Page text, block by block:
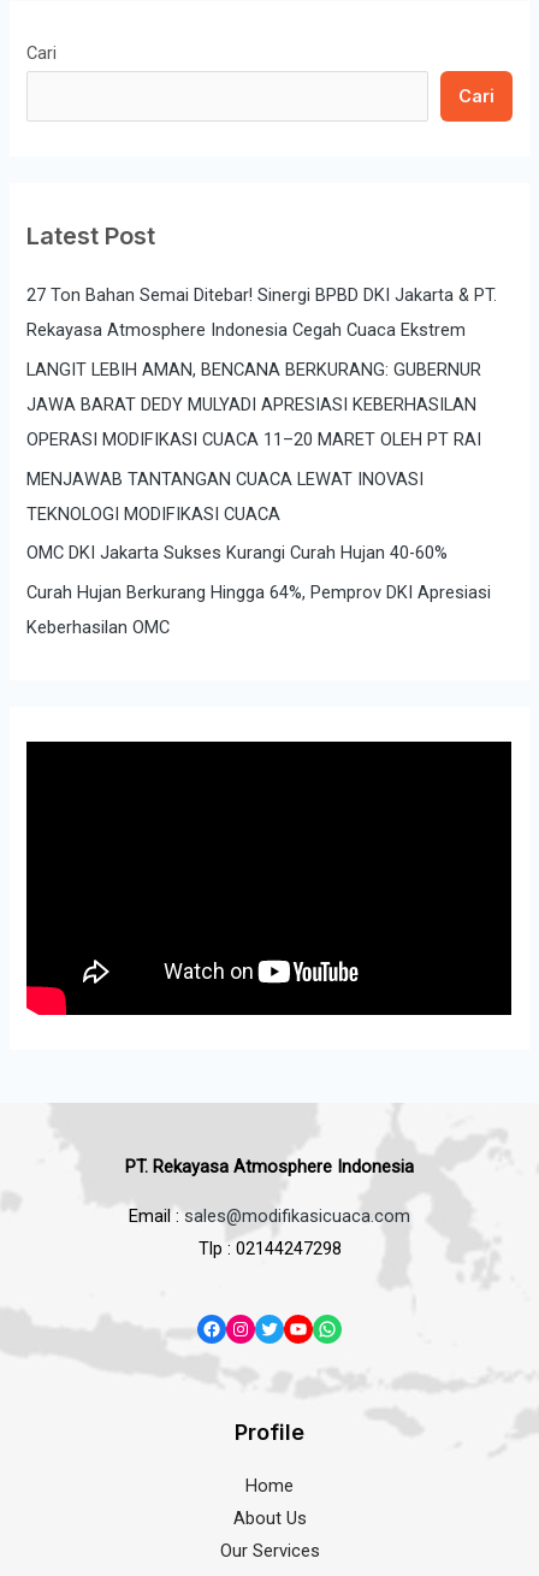
Cari
Cari
Latest Post
27 Ton Bahan Semai Ditebar! Sinergi BPBD DKI Jakarta & PT.
Rekayasa Atmosphere Indonesia Cegah Cuaca Ekstrem
LANGIT LEBIH AMAN, BENCANA BERKURANG: GUBERNUR
JAWA BARAT DEDY MULYADI APRESIASI KEBERHASILAN
OPERASI MODIFIKASI CUACA 11–20 MARET OLEH PT RAI
MENJAWAB TANTANGAN CUACA LEWAT INOVASI
TEKNOLOGI MODIFIKASI CUACA
OMC DKI Jakarta Sukses Kurangi Curah Hujan 40-60%
Curah Hujan Berkurang Hingga 64%, Pemprov DKI Apresiasi
Keberhasilan OMC
PT. Rekayasa Atmosphere Indonesia
Email :sales@modifikasicuaca.com
Tlp : 02144247298
Profile
Home
About Us
Our Services